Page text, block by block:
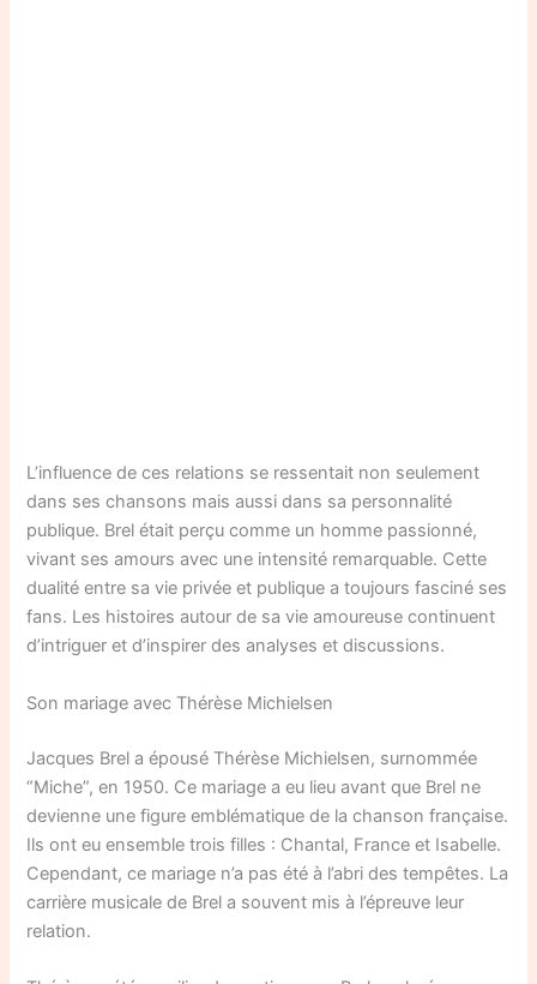
L’influence de ces relations se ressentait non seulement
dans ses chansons mais aussi dans sa personnalité
publique. Brel était perçu comme un homme passionné,
vivant ses amours avec une intensité remarquable. Cette
dualité entre sa vie privée et publique a toujours fasciné ses
fans. Les histoires autour de sa vie amoureuse continuent
d’intriguer et d’inspirer des analyses et discussions.
Son mariage avec Thérèse Michielsen
Jacques Brel a épousé Thérèse Michielsen, surnommée
“Miche”, en 1950. Ce mariage a eu lieu avant que Brel ne
devienne une figure emblématique de la chanson française.
Ils ont eu ensemble trois filles : Chantal, France et Isabelle.
Cependant, ce mariage n’a pas été à l’abri des tempêtes. La
carrière musicale de Brel a souvent mis à l’épreuve leur
relation.